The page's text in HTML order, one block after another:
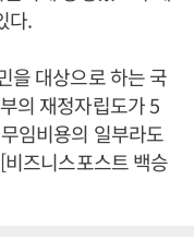
다.
을 대상으로 하는 국
의 재정자립도가 5
임비용의 일부라도
즈니스포스트 백승